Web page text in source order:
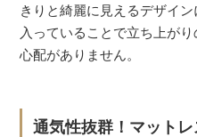
きりと綺麗に見えるデザイ
入っていることで立ち上が
心配がありません。
通気性抜群！マット